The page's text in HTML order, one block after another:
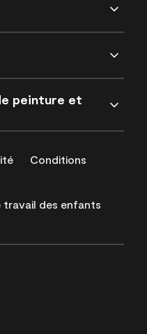
peinture et
Conditions
des enfants